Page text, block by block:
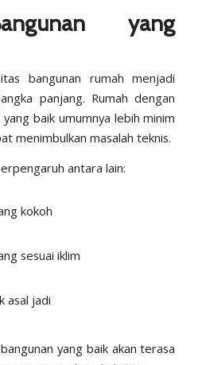
yang
bangunan rumah menjadi
panjang. Rumah dengan
baik umumnya lebih minim
menimbulkan masalah teknis.
antara lain:
kokoh
sesuai iklim
asal jadi
yang baik akan terasa